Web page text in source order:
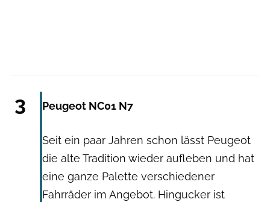
3 Peugeot NC01 N7
Seit ein paar Jahren schon lässt Peugeot
die alte Tradition wieder aufleben und hat
eine ganze Palette verschiedener
Fahrräder im Angebot. Hingucker ist